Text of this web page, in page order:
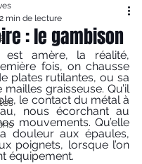
: le gambison
2 min de lecture
fois, on chausse
plates rutilantes, ou sa
graisseuse. Qu’il
le contact du métal à
nous écorchant au
mouvements. Qu’elle
douleur aux épaules,
poignets, lorsque l’on
équipement.